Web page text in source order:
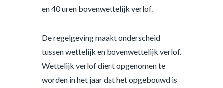
en 40 uren bovenwettelijk verlof.
De regelgeving maakt onderscheid
tussen wettelijk en bovenwettelijk verlof.
Wettelijk verlof dient opgenomen te
worden in het jaar dat het opgebouwd is